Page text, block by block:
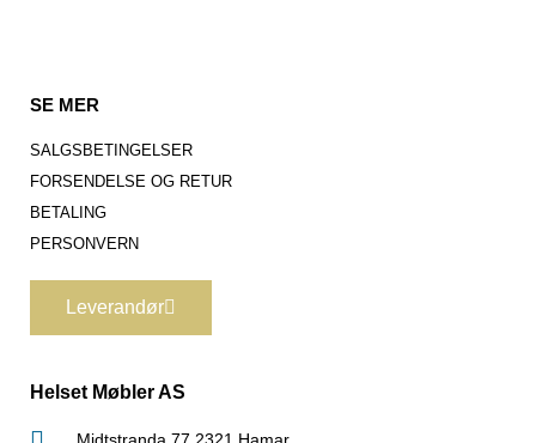
SE MER
SALGSBETINGELSER
FORSENDELSE OG RETUR
BETALING
PERSONVERN
Leverandør
Helset Møbler AS